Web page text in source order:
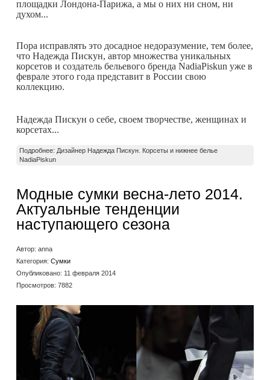
площадки Лондона-Парижа, а мы о них ни сном, ни
духом...
Пора исправлять это досадное недоразумение, тем более,
что Надежда Пискун, автор множества уникальных
корсетов и создатель бельевого бренда NadiaPiskun уже в
феврале этого года представит в России свою
коллекцию.
Надежда Пискун о себе, своем творчестве, женщинах и
корсетах...
Подробнее: Дизайнер Надежда Пискун. Корсеты и нижнее белье
NadiaPiskun
Модные сумки весна-лето 2014.
Актуальные тенденции
наступающего сезона
Автор: anna
Категория: Сумки
Опубликовано: 11 февраля 2014
Просмотров: 7882